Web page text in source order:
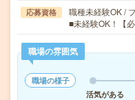
応募資格
職種未経験OK /
■未経験OK！【
職場の雰囲気
職場の様子
活気がある